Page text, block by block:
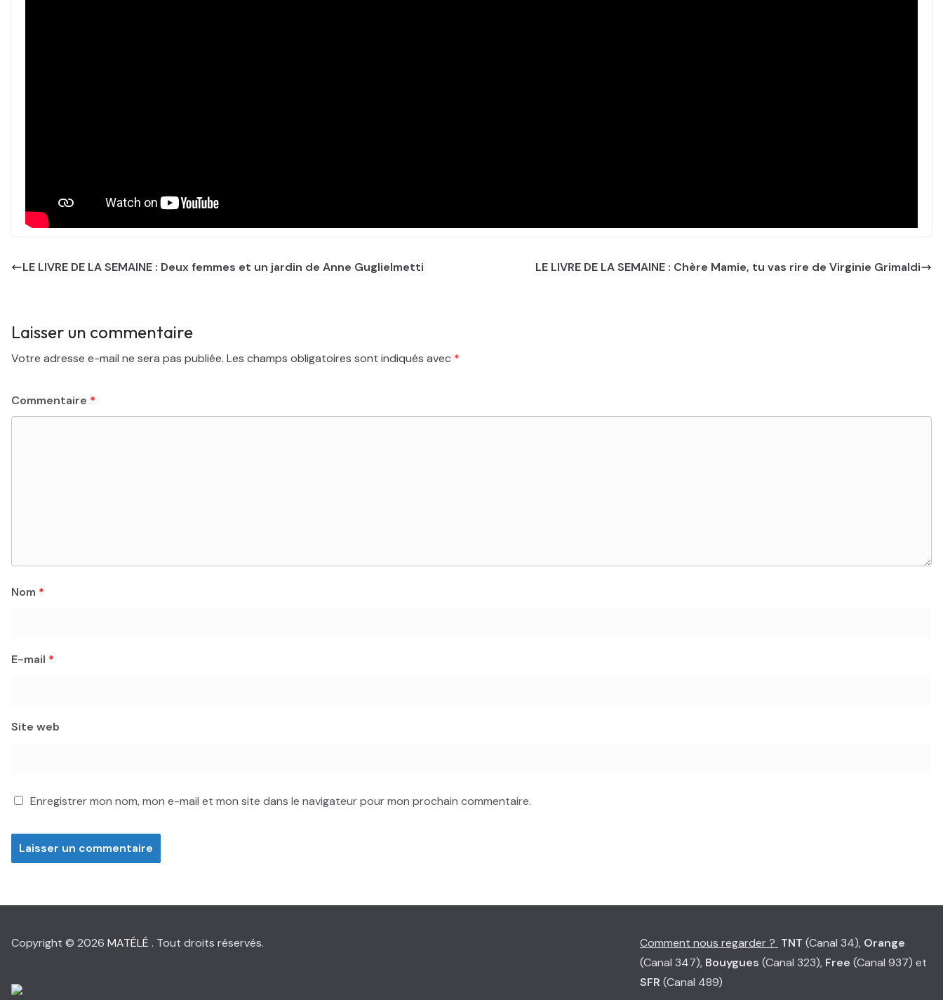
LE LIVRE DE LA SEMAINE : Deux femmes et un jardin de Anne Guglielmetti LE LIVRE DE LA SEMAINE : Chère Mamie, tu vas rire de Virginie Grimaldi
Laisser un commentaire
Votre adresse e-mail ne sera pas publiée. Les champs obligatoires sont indiqués avec *
Commentaire *
Nom *
E-mail *
Site web
Enregistrer mon nom, mon e-mail et mon site dans le navigateur pour mon prochain commentaire.
Copyright © 2026 MATÉLÉ . Tout droits réservés. Comment nous regarder ? TNT (Canal 34), Orange
(Canal 347), Bouygues (Canal 323), Free (Canal 937) et
SFR (Canal 489)